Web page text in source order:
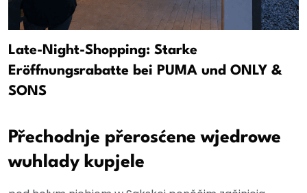
Late-Night-Shopping: Starke
Eröffnungsrabatte bei PUMA und ONLY &
SONS
Přechodnje přerosćene wjedrowe
wuhlady kupjele